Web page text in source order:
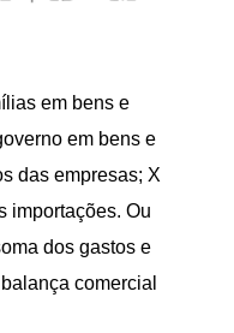
em bens e
em bens e
das empresas; X
importações. Ou
dos gastos e
comercial